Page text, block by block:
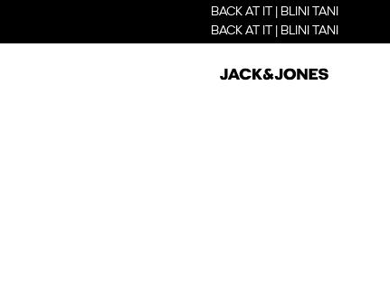
BACK AT IT | BLINI TANI
BACK AT IT | BLINI TANI